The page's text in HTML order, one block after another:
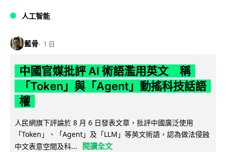
人工智能
藍骨 1 日
中國官媒批評 AI 術語濫用英文 稱
「Token」與「Agent」動搖科技話語
權
人民網旗下評論於 8 月 6 日發表文章，批評中國廣泛使用
「Token」、「Agent」及「LLM」等英文術語，認為做法侵蝕
中文表意空間及科...
閱讀全文